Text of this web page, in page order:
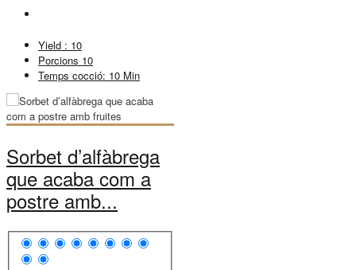
Yield : 10
Porcions 10
Temps cocció: 10 Min
Sorbet d’alfàbrega
que acaba com a
postre amb...